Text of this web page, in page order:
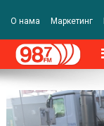
О нама Маркетинг